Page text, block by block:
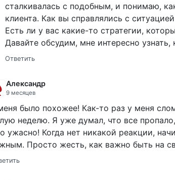
сталкивалась с подобным, и понимаю,
клиента. Как вы справлялись с
Есть ли у вас какие-то стратегии,
Давайте обсудим, мне интересно узнать,
Ответить
Александр
9 месяцев
было похожее! Как-то раз у меня
неделю. Я уже думал, что все
ужасно! Когда нет никакой реакции,
Просто жесть, как важно быть на